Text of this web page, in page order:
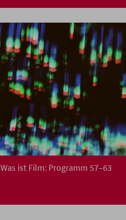
Was ist Film: Programm 57–63